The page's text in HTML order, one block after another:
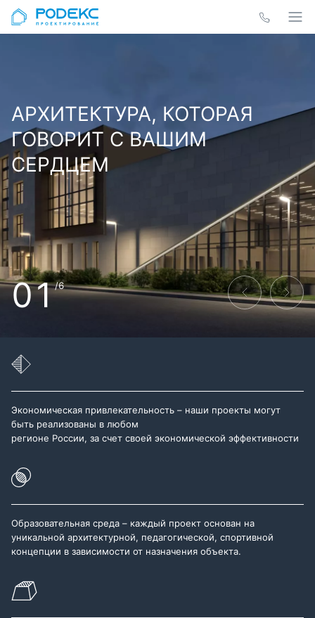
АРХИТЕКТУРА, КОТОРАЯ
ГОВОРИТ С ВАШИМ
СЕРДЦЕМ
01/6
Экономическая привлекательность – наши проекты могут
быть реализованы в любом
регионе России, за счет своей экономической эффективности
Образовательная среда – каждый проект основан на
уникальной архитектурной, педагогической, спортивной
концепции в зависимости от назначения объекта.